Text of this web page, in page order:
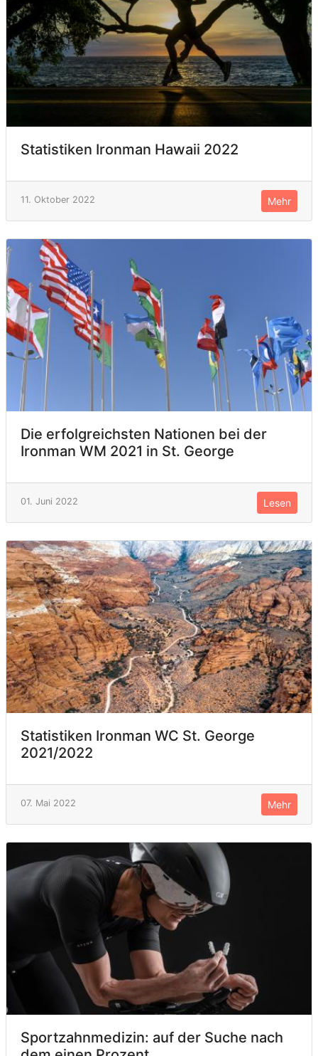
Statistiken Ironman Hawaii 2022
11. Oktober 2022 Mehr
Die erfolgreichsten Nationen bei der
Ironman WM 2021 in St. George
01. Juni 2022 Lesen
Statistiken Ironman WC St. George
2021/2022
07. Mai 2022 Mehr
Sportzahnmedizin: auf der Suche nach